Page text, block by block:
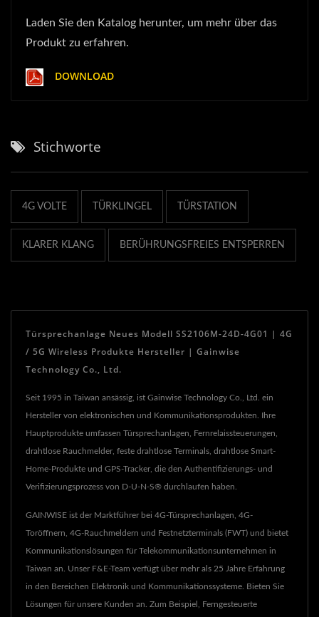
Laden Sie den Katalog herunter, um mehr über das
Produkt zu erfahren.
DOWNLOAD
Stichworte
4G VOLTE TÜRKLINGEL TÜRSTATION
KLARER KLANG BERÜHRUNGSFREIES ENTSPERREN
Türsprechanlage Neues Modell SS2106M-24D-4G01 | 4G
/ 5G Wireless Produkte Hersteller | Gainwise
Technology Co., Ltd.
Seit 1995 in Taiwan ansässig, ist Gainwise Technology Co., Ltd. ein
Hersteller von elektronischen und Kommunikationsprodukten. Ihre
Hauptprodukte umfassen Türsprechanlagen, Fernrelaissteuerungen,
drahtlose Rauchmelder, feste drahtlose Terminals, drahtlose Smart-
Home-Produkte und GPS-Tracker, die den Authentifizierungs- und
Verifizierungsprozess von D-U-N-S® durchlaufen haben.
GAINWISE ist der Marktführer bei 4G-Türsprechanlagen, 4G-
Toröffnern, 4G-Rauchmeldern und Festnetzterminals (FWT) und bietet
Kommunikationslösungen für Telekommunikationsunternehmen in
Taiwan an. Unser F&E-Team verfügt über mehr als 25 Jahre Erfahrung
in den Bereichen Elektronik und Kommunikationssysteme. Bieten Sie
Lösungen für unsere Kunden an. Zum Beispiel, Ferngesteuerte